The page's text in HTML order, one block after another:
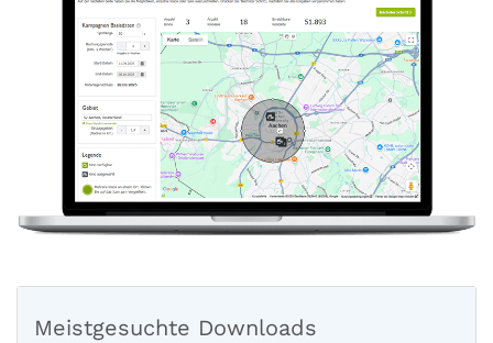
Meistgesuchte Downloads